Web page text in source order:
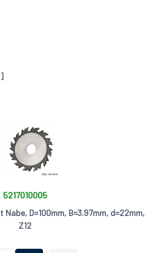
5217010005
D=100mm, B=3.97mm, d=22mm,
Z12